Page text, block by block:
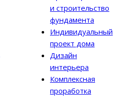
и строительство
фундамента
Индивидуальный
проект дома
Дизайн
интерьера
Комплексная
проработка